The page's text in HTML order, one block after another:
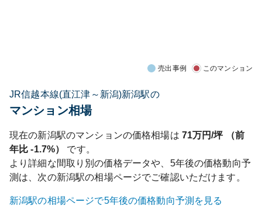
売出事例 このマンション
JR信越本線(直江津～新潟)新潟駅の
マンション相場
現在の新潟駅のマンションの価格相場は 71万円/坪 （前
年比-1.7%）
です。
より詳細な間取り別の価格データや、5年後の価格動向予
測は、次の新潟駅の相場ページでご確認いただけます。
新潟駅の相場ページで5年後の価格動向予測を見る